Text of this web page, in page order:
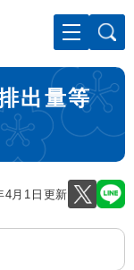
出量等
4月1日更新